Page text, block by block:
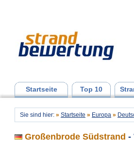
Startseite Top 10
Sie sind hier: » Startseite » Europa »
Großenbrode Südstrand -